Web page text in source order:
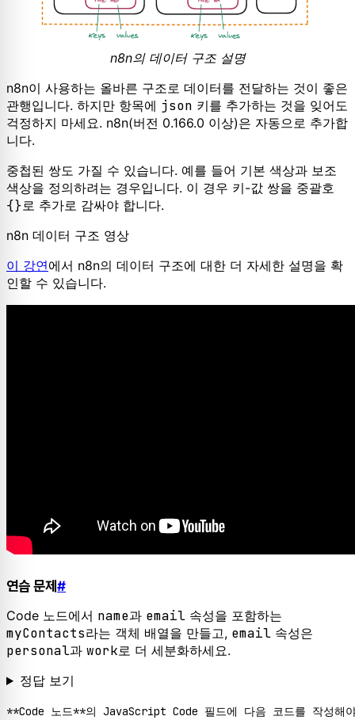
n8n의 데이터 구조 설명
n8n이 사용하는 올바른 구조로 데이터를 전달하는 것이 좋은
관행입니다. 하지만 항목에 json 키를 추가하는 것을 잊어도
걱정하지 마세요. n8n(버전 0.166.0 이상)은 자동으로 추가합
니다.
중첩된 쌍도 가질 수 있습니다. 예를 들어 기본 색상과 보조
색상을 정의하려는 경우입니다. 이 경우 키-값 쌍을 중괄호
{}로 추가로 감싸야 합니다.
n8n 데이터 구조 영상
이 강연에서 n8n의 데이터 구조에 대한 더 자세한 설명을 확
인할 수 있습니다.
연습 문제#
Code 노드에서 name과 email 속성을 포함하는
myContacts라는 객체 배열을 만들고, email 속성은
personal과 work로 더 세분화하세요.
정답 보기
**Code 노드**의 JavaScript Code 필드에 다음 코드를 작성해